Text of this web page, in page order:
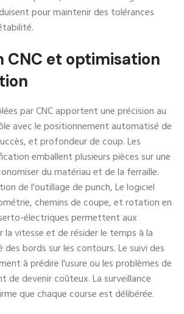
pour maintenir des tolérances
CNC et optimisation
par CNC apportent une précision au
avec le positionnement automatisé de
et profondeur de coup. Les
emballent plusieurs pièces sur une
du matériau et de la ferraille.
de l'outillage de punch, Le logiciel
chemins de coupe, et rotation en
électriques permettent aux
vitesse et de résider le temps à la
bords sur les contours. Le suivi des
à prédire l'usure ou les problèmes de
de devenir coûteux. La surveillance
que chaque course est délibérée.